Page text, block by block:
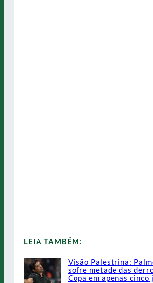
LEIA TAMBÉM:
Visão Palestrina:
sofre metade das
Copa em apenas cinco